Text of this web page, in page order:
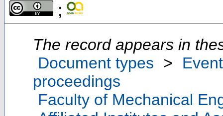
;
The record appears in
Document types >
proceedings
Faculty of Mechanical